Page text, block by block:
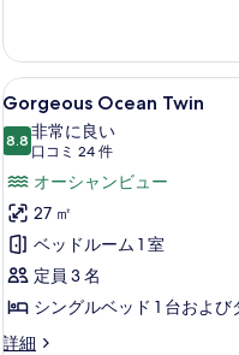
を
表
示
す
る
の
詳
細
)、デスク、ノートパソコン用作
Gorgeous
Ocean
Twin
の
す
べ
て
の
写
6
Gorgeous Ocean Twin
8.810 点中 8.8
非常に良い
口コミ 24 件
(口
コ
ミ
24
件)
オーシャンビュー
27 ㎡
ベッドルーム 1 室
定員 3 名
シングルベッド 1 台および
詳細
Gorgeous